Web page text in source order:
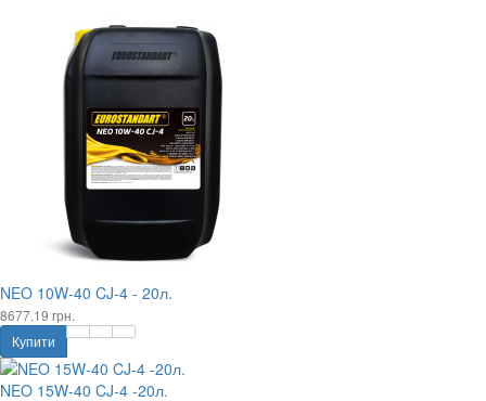
NEO 10W-40 CJ-4 - 20л.
8677.19 грн.
Купити
NEO 15W-40 CJ-4 -20л.